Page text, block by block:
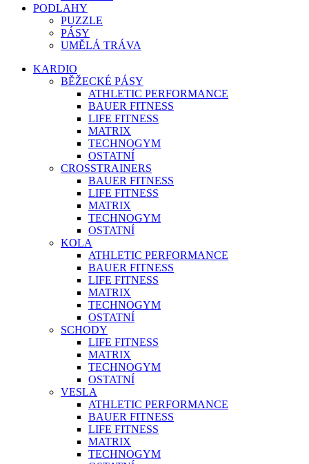
PODLAHY
PUZZLE
PÁSY
UMĚLÁ TRÁVA
KARDIO
BĚŽECKÉ PÁSY
ATHLETIC PERFORMANCE
BAUER FITNESS
LIFE FITNESS
MATRIX
TECHNOGYM
OSTATNÍ
CROSSTRAINERS
BAUER FITNESS
LIFE FITNESS
MATRIX
TECHNOGYM
OSTATNÍ
KOLA
ATHLETIC PERFORMANCE
BAUER FITNESS
LIFE FITNESS
MATRIX
TECHNOGYM
OSTATNÍ
SCHODY
LIFE FITNESS
MATRIX
TECHNOGYM
OSTATNÍ
VESLA
ATHLETIC PERFORMANCE
BAUER FITNESS
LIFE FITNESS
MATRIX
TECHNOGYM